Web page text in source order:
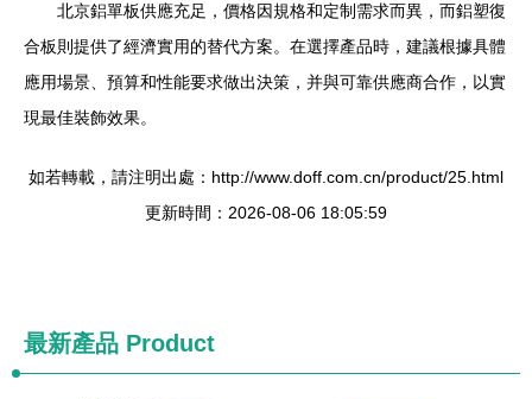
北京鋁單板供應充足，價格因規格和定制需求而異，而鋁塑復
合板則提供了經濟實用的替代方案。在選擇產品時，建議根據具體
應用場景、預算和性能要求做出決策，并與可靠供應商合作，以實
現最佳裝飾效果。
如若轉載，請注明出處：http://www.doff.com.cn/product/25.html
更新時間：2026-08-06 18:05:59
最新產品 Product